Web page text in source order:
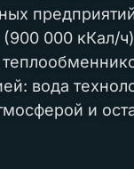
000 кКал/
вода
и